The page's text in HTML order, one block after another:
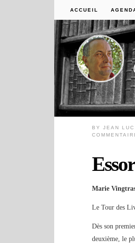
ACCUEIL
BYJEAN
Marie
Le Tour des
Dès son
deuxième, le